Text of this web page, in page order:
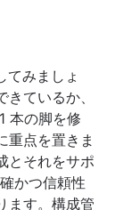
の比較
デント管理
の策定方法
ス
ョン
ス
ト
解する
のトップ 9
トフォーム
クリスト
チャ
てみましょ
ているか、
本の脚を修
重点を置きま
とそれをサポ
かつ信頼性
ます。構成管